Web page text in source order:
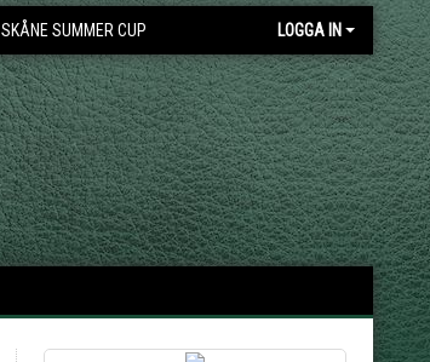
SKÅNE SUMMER CUP LOGGA IN